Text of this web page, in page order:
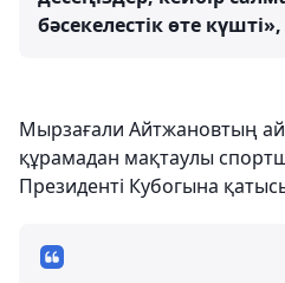
бәсекелестік өте
Мырзағали Айтжановтың
құрамадан мақтаулы
Президенті Кубогына